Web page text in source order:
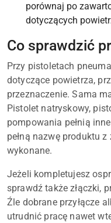
porównaj po
dotyczących
Co sprawdzić
Przy pistoletach
dotyczące powietrza,
przeznaczenie. Sama
Pistolet natryskowy,
pompowania pełnią
pełną nazwę produktu
wykonane.
Jeżeli kompletujesz
sprawdź także złączki,
Źle dobrane przyłącze
utrudnić pracę nawet